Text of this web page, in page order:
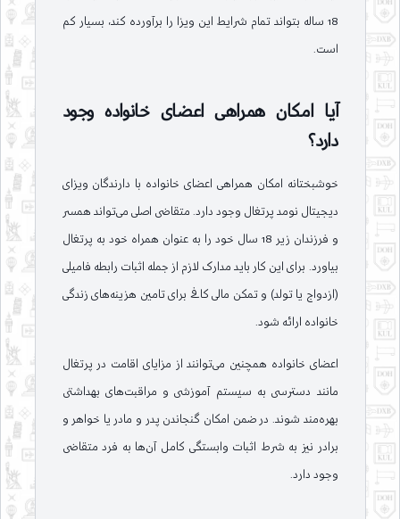
18 ساله بتواند تمام شرایط این ویزا را برآورده کند، بسیار کم
است.
آیا امکان همراهی اعضای خانواده وجود
دارد؟
خوشبختانه امکان همراهی اعضای خانواده با دارندگان ویزای
دیجیتال نومد پرتغال وجود دارد. متقاضی اصلی می‌تواند همسر
و فرزندان زیر 18 سال خود را به عنوان همراه خود به پرتغال
بیاورد. برای این کار باید مدارک لازم از جمله اثبات رابطه فامیلی
(ازدواج یا تولد) و تمکن مالی کافی برای تامین هزینه‌های زندگی
خانواده ارائه شود.
اعضای خانواده همچنین می‌توانند از مزایای اقامت در پرتغال
مانند دسترسی به سیستم آموزشی و مراقبت‌های بهداشتی
بهره‌مند شوند. در ضمن امکان گنجاندن پدر و مادر یا خواهر و
برادر نیز به شرط اثبات وابستگی کامل آن‌ها به فرد متقاضی
وجود دارد.